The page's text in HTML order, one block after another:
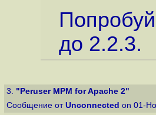
до 2.2.3.
3. "Peruser MPM for Apache 2"
Сообщение от Unconnected on 01-